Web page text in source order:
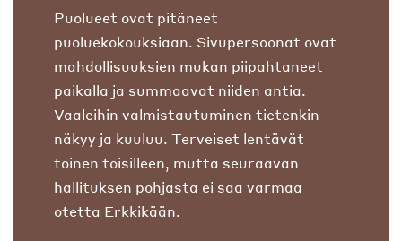
Puolueet ovat pitäneet
puoluekokouksiaan. Sivupersoonat ovat
mahdollisuuksien mukan piipahtaneet
paikalla ja summaavat niiden antia.
Vaaleihin valmistautuminen tietenkin
näkyy ja kuuluu. Terveiset lentävät
toinen toisilleen, mutta seuraavan
hallituksen pohjasta ei saa varmaa
otetta Erkkikään.